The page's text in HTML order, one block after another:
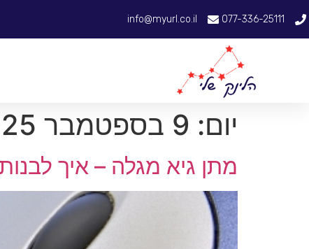
077-336-25111
info@myurl.co.il
יום: 9 בספטמבר 2025
מתן גיא מגלה – איך